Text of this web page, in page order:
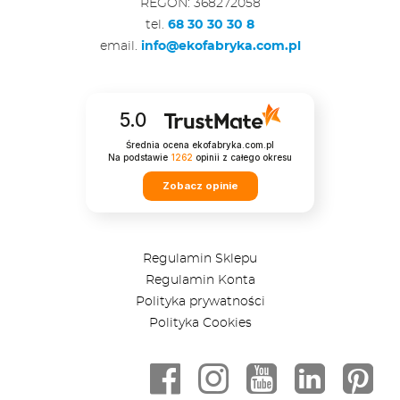
REGON: 368272058
tel. 68 30 30 30 8
email. info@ekofabryka.com.pl
5.0
Średnia ocena ekofabryka.com.pl
Na podstawie 1262 opinii z całego okresu
Zobacz opinie
Regulamin Sklepu
Regulamin Konta
Polityka prywatności
Polityka Cookies